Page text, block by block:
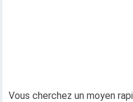
Vous cherchez un moyen